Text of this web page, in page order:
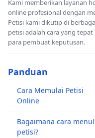
doktrinnull
prinsip hukum
Suara dari
Hasil putaran
Jika setelah
kehilangan dasar
Kemenangan
hasil suara sah
Kami memberikan layanan
online profesional dengan
Petisi kami dikutip di
petisi adalah cara yang
para pembuat keputusan.
Panduan
Cara Memulai Petisi
Online
Bagaimana cara
petisi?